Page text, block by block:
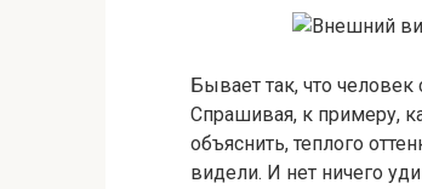
Бывает так, что
Спрашивая, к примеру,
объяснить, теплого
видели. И нет ничего